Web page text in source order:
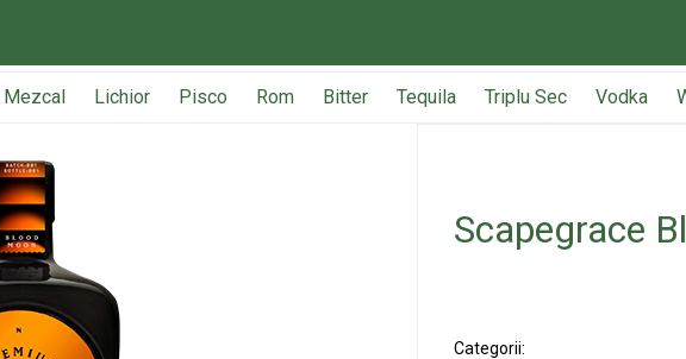
Mezcal Lichior Pisco Rom Bitter Tequila Triplu Sec Vodka
Scapegrace
Categorii: